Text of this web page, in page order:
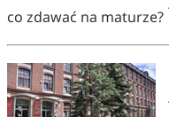
co zdawać na maturze?